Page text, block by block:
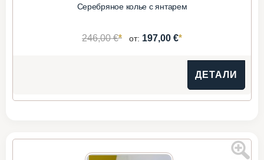
Серебряное колье с янтарем
246,00 €* от: 197,00 €*
ДЕТАЛИ